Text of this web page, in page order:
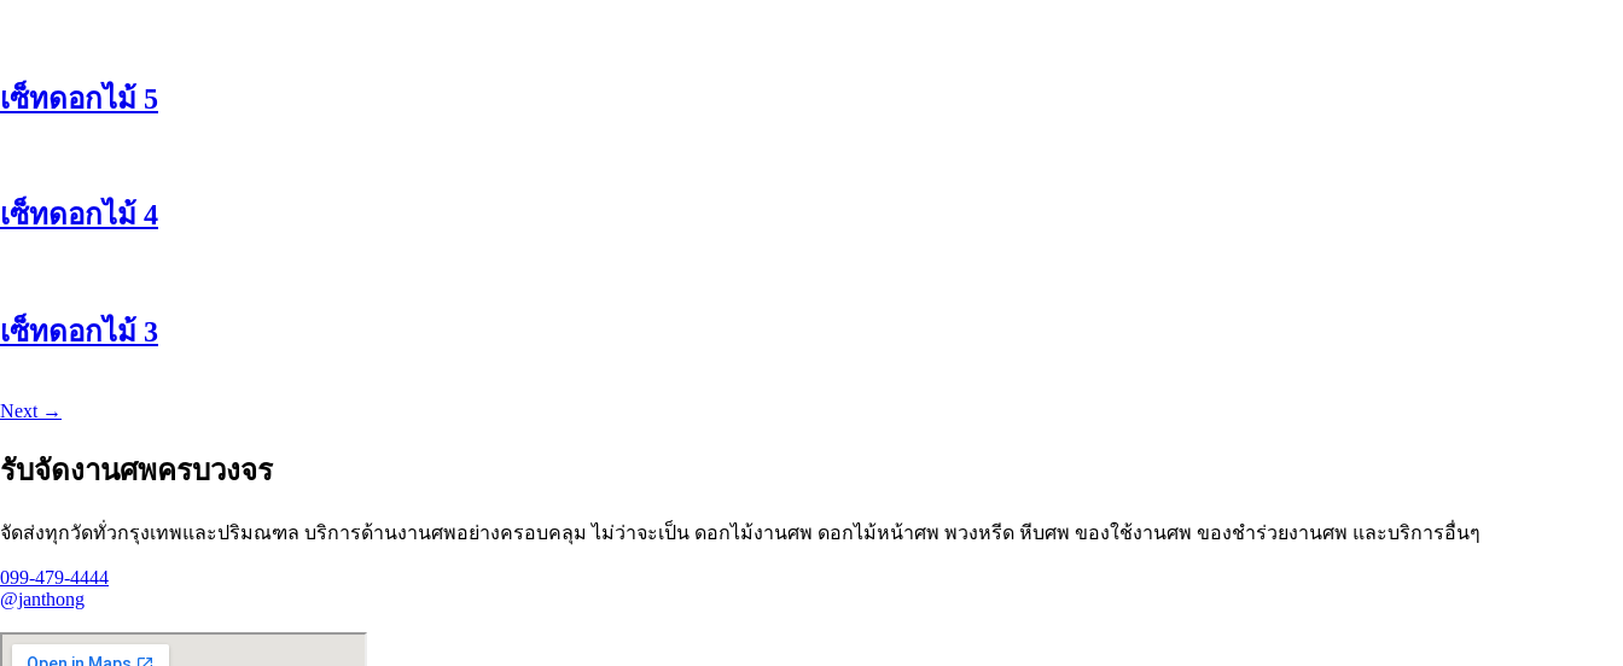
เซ็ทดอกไม้ 5
เซ็ทดอกไม้ 4
เซ็ทดอกไม้ 3
Next →
รับจัดงานศพครบวงจร
จัดส่งทุกวัดทั่วกรุงเทพและปริมณฑล บริการด้านงานศพอย่างครอบคลุม ไม่ว่าจะเป็น ดอกไม้งานศพ ดอกไม้หน้าศพ พวงหรีด หีบศพ ของใช้งานศพ ของชำร่วยงานศพ และบริการอื่นๆ
099-479-4444
@janthong